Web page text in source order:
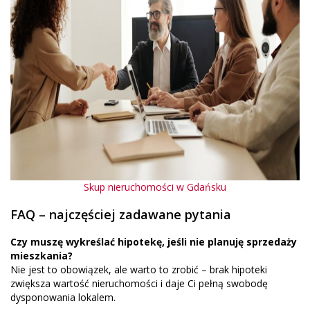
Skup nieruchomości w Gdańsku
FAQ – najczęściej zadawane pytania
Czy muszę wykreślać hipotekę, jeśli nie planuję sprzedaży
mieszkania?
Nie jest to obowiązek, ale warto to zrobić – brak hipoteki
zwiększa wartość nieruchomości i daje Ci pełną swobodę
dysponowania lokalem.